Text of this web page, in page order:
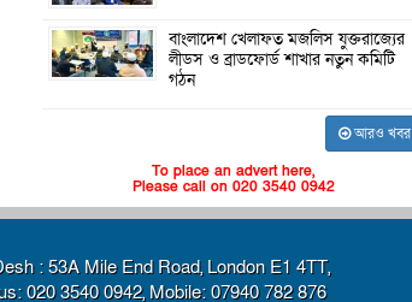
বাংলাদেশ খেলাফত মজলিস যুক্তরাজ্যের
লীডস ও ব্রাডফোর্ড শাখার নতুন কমিটি
গঠন
আরও খবর
To place an advert here,
Please call on 020 3540 0942
: 53A Mile End Road, London E1 4TT,
020 3540 0942, Mobile: 07940 782 876